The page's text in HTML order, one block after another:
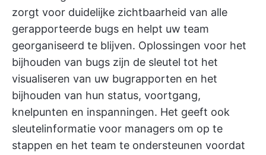
zorgt voor duidelijke zichtbaarheid van alle
gerapporteerde bugs en helpt uw team
georganiseerd te blijven. Oplossingen voor het
bijhouden van bugs zijn de sleutel tot het
visualiseren van uw bugrapporten en het
bijhouden van hun status, voortgang,
knelpunten en inspanningen. Het geeft ook
sleutelinformatie voor managers om op te
stappen en het team te ondersteunen voordat